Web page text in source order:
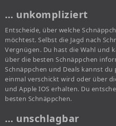
… unkompliziert
Entscheide, über welche
möchtest. Selbst die Jagd nach
Vergnügen. Du hast die Wahl und
über die besten Schnäppchen
Schnäppchen und Deals kannst
einmal verschickt wird oder über
und Apple IOS erhalten. Du
besten Schnäppchen.
… unschlagbar